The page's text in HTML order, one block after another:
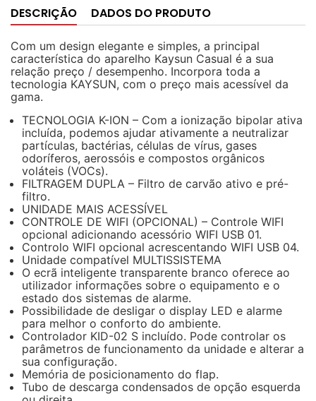
DESCRIÇÃO DADOS DO PRODUTO
Com um design elegante e simples, a principal
característica do aparelho Kaysun Casual é a sua
relação preço / desempenho. Incorpora toda a
tecnologia KAYSUN, com o preço mais acessível da
gama.
TECNOLOGIA K-ION – Com a ionização bipolar ativa
incluída, podemos ajudar ativamente a neutralizar
partículas, bactérias, células de vírus, gases
odoríferos, aerossóis e compostos orgânicos
voláteis (VOCs).
FILTRAGEM DUPLA – Filtro de carvão ativo e pré-
filtro.
UNIDADE MAIS ACESSÍVEL
CONTROLE DE WIFI (OPCIONAL) – Controle WIFI
opcional adicionando acessório WIFI USB 01.
Controlo WIFI opcional acrescentando WIFI USB 04.
Unidade compatível MULTISSISTEMA
O ecrã inteligente transparente branco oferece ao
utilizador informações sobre o equipamento e o
estado dos sistemas de alarme.
Possibilidade de desligar o display LED e alarme
para melhor o conforto do ambiente.
Controlador KID-02 S incluído. Pode controlar os
parâmetros de funcionamento da unidade e alterar a
sua configuração.
Memória de posicionamento do flap.
Tubo de descarga condensados de opção esquerda